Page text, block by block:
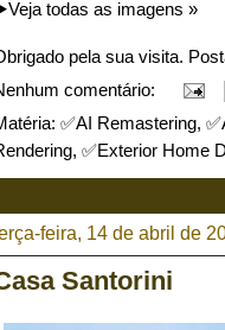
todas as imagens »
pela sua visita.
comentário:
✅AI Remastering,
, ✅Exterior Home
feira, 14 de abril de
Santorini